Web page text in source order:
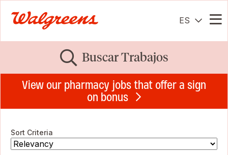
ES
Buscar Trabajos
View our pharmacy jobs that offer a sign
on bonus
Sort Criteria